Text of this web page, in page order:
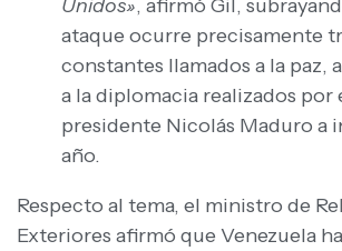
Unidos», afirmó Gil,
ataque ocurre precisamente
constantes llamados a la paz,
a la diplomacia realizados por
presidente Nicolás Maduro a
año.
​​Respecto al tema, el ministro de
Exteriores afirmó que Venezuela